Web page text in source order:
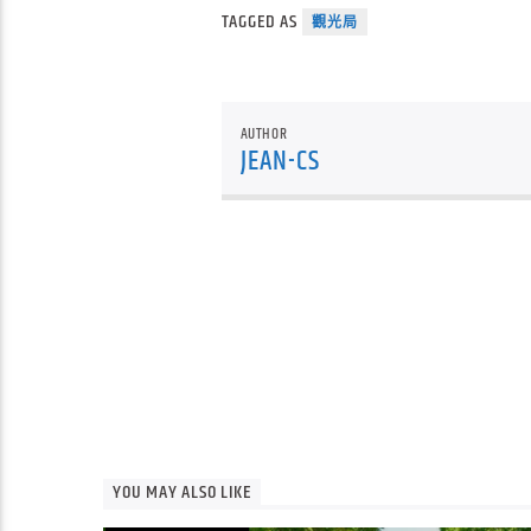
TAGGED AS 觀光局
AUTHOR
JEAN-CS
YOU MAY ALSO LIKE